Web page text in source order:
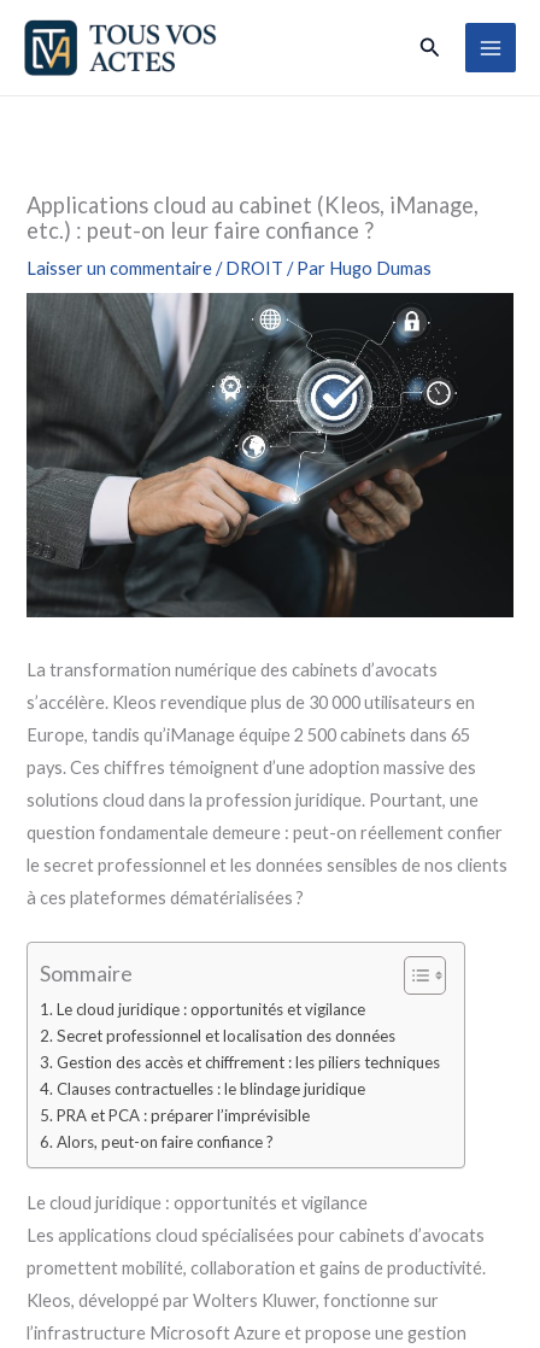
Aller
contenu
Rechercher
Applications cloud au cabinet (Kleos, iManage,
etc.) : peut-on leur faire confiance ?
Laisser un commentaire /DROIT / Par Hugo Dumas
La transformation numérique des cabinets d’avocats
s’accélère. Kleos revendique plus de 30 000 utilisateurs en
Europe, tandis qu’iManage équipe 2 500 cabinets dans 65
pays. Ces chiffres témoignent d’une adoption massive des
solutions cloud dans la profession juridique. Pourtant, une
question fondamentale demeure : peut-on réellement confier
le secret professionnel et les données sensibles de nos clients
à ces plateformes dématérialisées ?
Sommaire
Le cloud juridique : opportunités et vigilance
Secret professionnel et localisation des données
Gestion des accès et chiffrement : les piliers techniques
Clauses contractuelles : le blindage juridique
PRA et PCA : préparer l’imprévisible
Alors, peut-on faire confiance ?
Le cloud juridique : opportunités et vigilance
Les applications cloud spécialisées pour cabinets d’avocats
promettent mobilité, collaboration et gains de productivité.
Kleos, développé par Wolters Kluwer, fonctionne sur
l’infrastructure Microsoft Azure et propose une gestion